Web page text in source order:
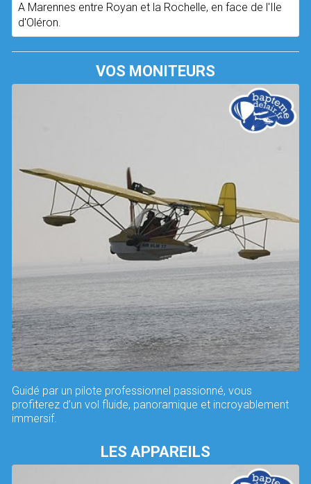
A Marennes entre Royan et la Rochelle, en face de l'Ile
d'Oléron.
VOS MONITEURS
Guidé par un pilote professionnel passionné, vous
profiterez d’un vol fluide, panoramique et incroyablement
immersif.
LES APPAREILS